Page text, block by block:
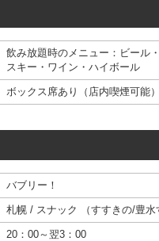
飲み放題時のメニュー：ビール
スキー・ワイン・ハイボール
ボックス席あり（店内喫煙可能）
バブリー！
札幌 / スナック （すすきの/豊水
20：00～翌3：00